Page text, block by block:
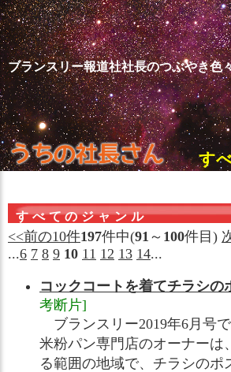
ブランスリー報道社社長のつぶやき色
す
すべてのジャンル
<<前の10件197件中(91 ～ 100件目)
...6 7 8 9 10 11 12 13 14...
コックコートを着てチラシの
考断片]
ブランスリー2019年6月号
米粉パン専門店のオーナーは
る範囲の地域で、チラシのポ